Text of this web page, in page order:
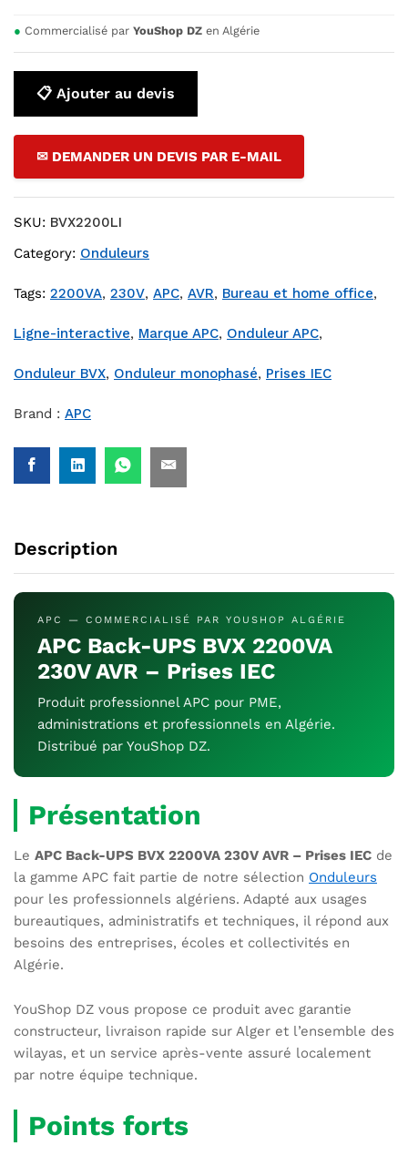
● Commercialisé par YouShop DZ en Algérie
📋 Ajouter au devis
✉ DEMANDER UN DEVIS PAR E-MAIL
SKU: BVX2200LI
Category: Onduleurs
Tags: 2200VA, 230V, APC, AVR, Bureau et home office,
Ligne-interactive, Marque APC, Onduleur APC,
Onduleur BVX, Onduleur monophasé, Prises IEC
Brand : APC
Description
APC — COMMERCIALISÉ PAR YOUSHOP ALGÉRIE
APC Back-UPS BVX 2200VA
230V AVR – Prises IEC
Produit professionnel APC pour PME,
administrations et professionnels en Algérie.
Distribué par YouShop DZ.
Présentation
Le APC Back-UPS BVX 2200VA 230V AVR – Prises IEC de
la gamme APC fait partie de notre sélection Onduleurs
pour les professionnels algériens. Adapté aux usages
bureautiques, administratifs et techniques, il répond aux
besoins des entreprises, écoles et collectivités en
Algérie.
YouShop DZ vous propose ce produit avec garantie
constructeur, livraison rapide sur Alger et l’ensemble des
wilayas, et un service après-vente assuré localement
par notre équipe technique.
Points forts